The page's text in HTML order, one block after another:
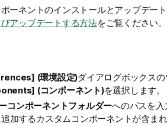
ーネントのインストールとアップデート
アップデートする方法をご覧ください。
(環境設定)ダイアログボックスの
(コンポーネント)を選択します。
コンポーネントフォルダーへのパスを入
加するカスタムコンポーネントが含ま